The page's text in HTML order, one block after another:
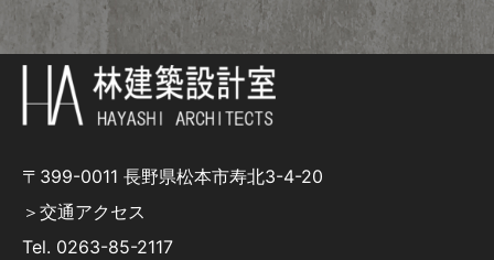
〒399-0011 長野県松本市寿北3-4-20
＞交通アクセス
Tel. 0263-85-2117